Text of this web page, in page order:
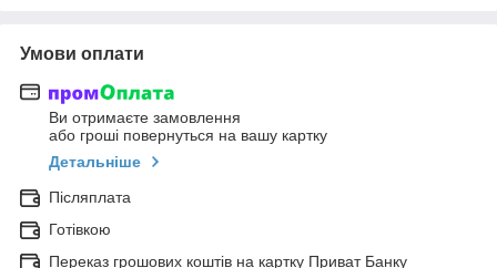
Умови оплати
Ви отримаєте замовлення
або гроші повернуться на вашу картку
Детальніше
Післяплата
Готівкою
Переказ грошових коштів на картку Приват Банку